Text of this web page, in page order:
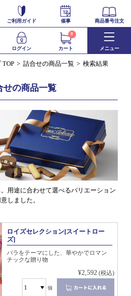
ご利用ガイド 催事 商品番号注文
ログイン カート
0
メニュー
TOP 詰合せの商品一覧 検索結果
せの商品一覧
用途に合わせて選べるバリエーション
しました。
ロイズセレクション[スイートロー
ズ]
バラをテーマにした、華やかでロマン
チックな贈り物
¥2,592 (税込)
個